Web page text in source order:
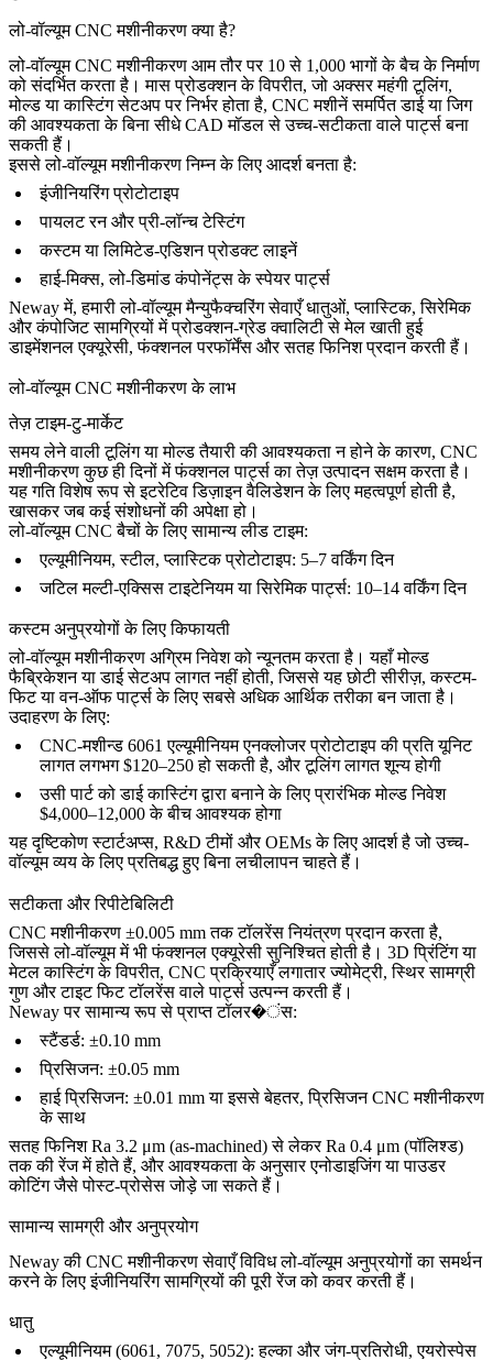
लो-वॉल्यूम CNC मशीनीकरण क्या है?
लो-वॉल्यूम CNC मशीनीकरण आम तौर पर 10 से 1,000 भागों के बैच के निर्माण
को संदर्भित करता है। मास प्रोडक्शन के विपरीत, जो अक्सर महंगी टूलिंग,
मोल्ड या कास्टिंग सेटअप पर निर्भर होता है, CNC मशीनें समर्पित डाई या जिग
की आवश्यकता के बिना सीधे CAD मॉडल से उच्च-सटीकता वाले पार्ट्स बना
सकती हैं।
इससे लो-वॉल्यूम मशीनीकरण निम्न के लिए आदर्श बनता है:
इंजीनियरिंग प्रोटोटाइप
पायलट रन और प्री-लॉन्च टेस्टिंग
कस्टम या लिमिटेड-एडिशन प्रोडक्ट लाइनें
हाई-मिक्स, लो-डिमांड कंपोनेंट्स के स्पेयर पार्ट्स
Newayमें, हमारीलो-वॉल्यूम मैन्युफैक्चरिंग सेवाएँधातुओं, प्लास्टिक, सिरेमिक
और कंपोजिट सामग्रियों में प्रोडक्शन-ग्रेड क्वालिटी से मेल खाती हुई
डाइमेंशनल एक्यूरेसी, फंक्शनल परफॉर्मेंस और सतह फिनिश प्रदान करती हैं।
लो-वॉल्यूम CNC मशीनीकरण के लाभ
तेज़ टाइम-टु-मार्केट
समय लेने वाली टूलिंग या मोल्ड तैयारी की आवश्यकता न होने के कारण, CNC
मशीनीकरण कुछ ही दिनों में फंक्शनल पार्ट्स का तेज़ उत्पादन सक्षम करता है।
यह गति विशेष रूप से इटरेटिव डिज़ाइन वैलिडेशन के लिए महत्वपूर्ण होती है,
खासकर जब कई संशोधनों की अपेक्षा हो।
लो-वॉल्यूम CNC बैचों के लिए सामान्य लीड टाइम:
एल्यूमीनियम, स्टील, प्लास्टिक प्रोटोटाइप: 5–7 वर्किंग दिन
जटिल मल्टी-एक्सिस टाइटेनियम या सिरेमिक पार्ट्स: 10–14 वर्किंग दिन
कस्टम अनुप्रयोगों के लिए किफायती
लो-वॉल्यूम मशीनीकरण अग्रिम निवेश को न्यूनतम करता है। यहाँ मोल्ड
फैब्रिकेशन या डाई सेटअप लागत नहीं होती, जिससे यह छोटी सीरीज़, कस्टम-
फिट या वन-ऑफ पार्ट्स के लिए सबसे अधिक आर्थिक तरीका बन जाता है।
उदाहरण के लिए:
CNC-मशीन्ड 6061 एल्यूमीनियम एनक्लोजर प्रोटोटाइप की प्रति यूनिट
लागत लगभग $120–250 हो सकती है, और टूलिंग लागत शून्य होगी
उसी पार्ट को डाई कास्टिंग द्वारा बनाने के लिए प्रारंभिक मोल्ड निवेश
$4,000–12,000 के बीच आवश्यक होगा
यह दृष्टिकोण स्टार्टअप्स, R&D टीमों और OEMs के लिए आदर्श है जो उच्च-
वॉल्यूम व्यय के लिए प्रतिबद्ध हुए बिना लचीलापन चाहते हैं।
सटीकता और रिपीटेबिलिटी
CNC मशीनीकरण ±0.005 mm तक टॉलरेंस नियंत्रण प्रदान करता है,
जिससे लो-वॉल्यूम में भी फंक्शनल एक्यूरेसी सुनिश्चित होती है। 3D प्रिंटिंग या
मेटल कास्टिंग के विपरीत, CNC प्रक्रियाएँ लगातार ज्योमेट्री, स्थिर सामग्री
गुण और टाइट फिट टॉलरेंस वाले पार्ट्स उत्पन्न करती हैं।
Neway पर सामान्य रूप से प्राप्त टॉलर�ंस:
स्टैंडर्ड: ±0.10 mm
प्रिसिजन: ±0.05 mm
हाई प्रिसिजन: ±0.01 mm या इससे बेहतर,प्रिसिजन CNC मशीनीकरण
के साथ
सतह फिनिश Ra 3.2 μm (as-machined) से लेकर Ra 0.4 μm (पॉलिश्ड)
तक की रेंज में होते हैं, और आवश्यकता के अनुसार एनोडाइजिंग या पाउडर
कोटिंग जैसे पोस्ट-प्रोसेस जोड़े जा सकते हैं।
सामान्य सामग्री और अनुप्रयोग
Neway की CNC मशीनीकरण सेवाएँविविध लो-वॉल्यूम अनुप्रयोगों का समर्थन
करने के लिए इंजीनियरिंग सामग्रियों की पूरी रेंज को कवर करती हैं।
धातु
एल्यूमीनियम (6061, 7075, 5052): हल्का और जंग-प्रतिरोधी, एयरोस्पेस